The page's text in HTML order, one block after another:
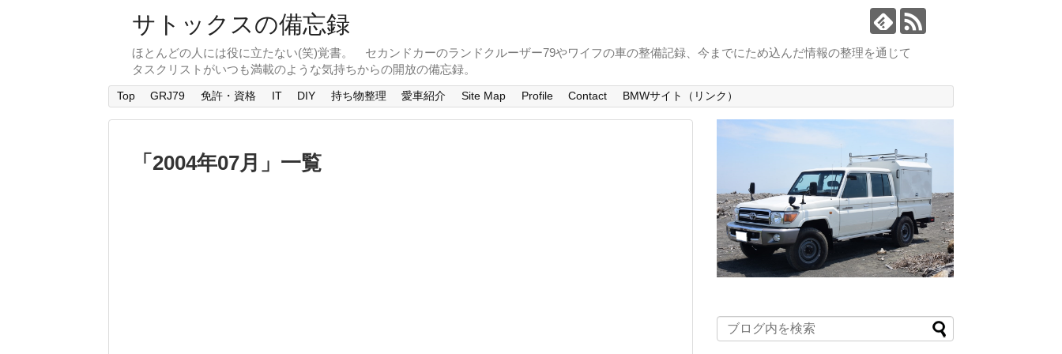
サトックスの備忘録
ほとんどの人には役に立たない(笑)覚書。 セカンドカーのランドクルーザー79やワイフの車の整備記録、今までにため込んだ情報の整理を通じて
タスクリストがいつも満載のような気持ちからの開放の備忘録。
Top GRJ79 免許・資格 IT DIY 持ち物整理 愛車紹介 Site Map Profile Contact BMWサイト（リンク）
「 2004年07月 」 一覧